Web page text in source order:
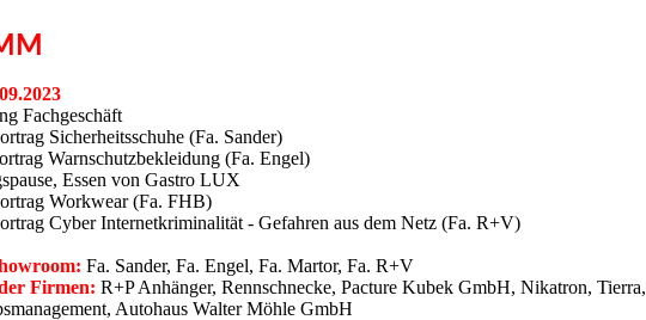
Fachgeschäft
Sicherheitsschuhe (Fa. Sander)
Warnschutzbekleidung (Fa. Engel)
Essen von Gastro LUX
Workwear (Fa. FHB)
Cyber Internetkriminalität - Gefahren aus dem Netz (Fa. R+V)
Fa. Sander, Fa. Engel, Fa. Martor, Fa. R+V
Firmen: R+P Anhänger, Rennschnecke, Pacture Kubek GmbH, Nikatron, Tierra,
Autohaus Walter Möhle GmbH